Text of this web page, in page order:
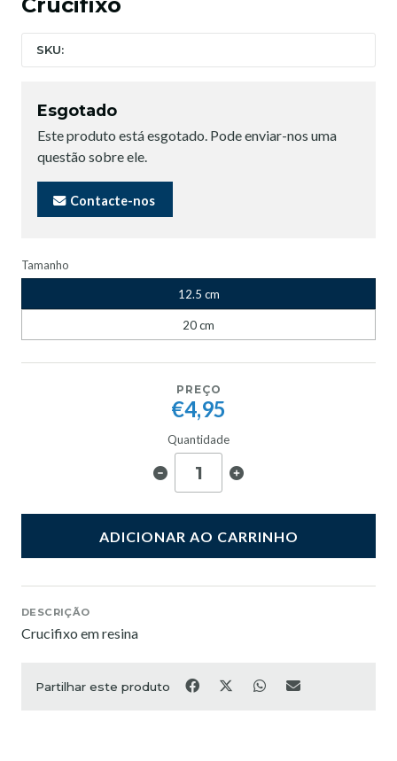
Crucifixo
SKU:
Esgotado
Este produto está esgotado. Pode enviar-nos uma
questão sobre ele.
Contacte-nos
Tamanho
12.5 cm
20 cm
PREÇO
€4,95
Quantidade
ADICIONAR AO CARRINHO
DESCRIÇÃO
Crucifixo em resina
Partilhar este produto